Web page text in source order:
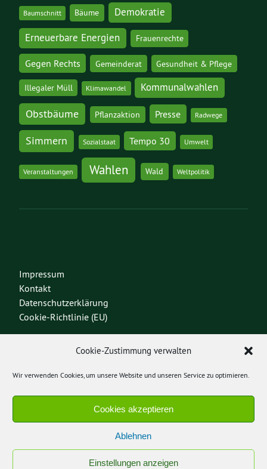
Cookie-Zustimmung verwalten
Wir verwenden Cookies, um unsere Website und unseren Service zu optimieren.
Cookies akzeptieren
Ablehnen
Einstellungen anzeigen
Baumschnitt Bäume
Demokratie
Erneuerbare Energien
Frauenrechte
Gegen Rechts Gemeinderat Gesundheit & Pflege
Illegaler Müll Klimawandel Kommunalwahlen
Obstbäume Pflanzaktion Presse Radwege
Simmern Sozialstaat Tempo 30 Umwelt
Veranstaltungen Wahlen Wald Weltpolitik
Impressum
Kontakt
Datenschutzerklärung
Cookie-Richtlinie (EU)
Heinrich Böll Stiftung RLP
GRÜNE Jugend RLP
GRÜNE WW
Diese Seite nutzt das freie Wordpress-ThemeUrwahl3000